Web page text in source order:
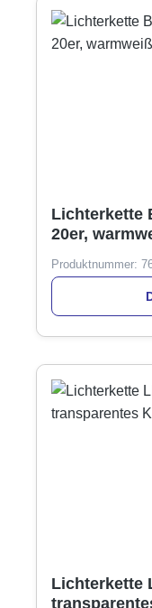
Lichterkette
20er,
Produktnummer:
Lichterkette